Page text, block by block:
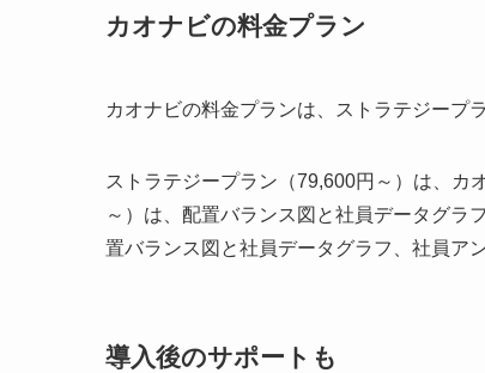
カオナビの料金プラン
カオナビの料金プランは、ストラテジープ
ストラテジープラン（79,600円～）は、カ
～）は、配置バランス図と社員データグラ
置バランス図と社員データグラフ、社員ア
導入後のサポートも